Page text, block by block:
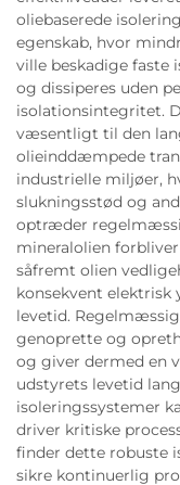
oliebaserede
egenskab, hvor
ville beskadige faste
og dissiperes uden
isolationsintegritet.
væsentligt til den
olieinddæmpede
industrielle miljøer,
slukningsstød og
optræder
mineralolien
såfremt olien
konsekvent elektrisk
levetid.
genoprette og
og giver dermed en
udstyrets levetid
isoleringssystemer
driver kritiske
finder dette robuste
sikre kontinuerlig